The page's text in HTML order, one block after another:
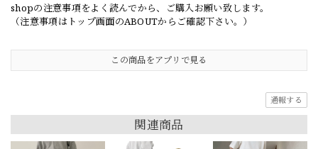
shopの注意事項をよく読んでから、ご購入お願い致します。
（注意事項はトップ画面のABOUTからご確認下さい。）
この商品をアプリで見る
通報する
関連商品